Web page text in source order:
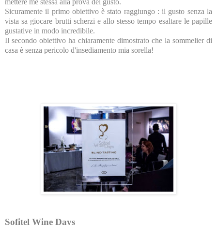
Sicuramente il primo obiettivo è stato raggiungo : il gusto senza la
vista sa giocare brutti scherzi e allo stesso tempo esaltare le papille
gustative in modo incredibile.
Il secondo obiettivo ha chiaramente dimostrato che la sommelier di
casa è senza pericolo d'insediamento mia sorella!
Sofitel Wine Days